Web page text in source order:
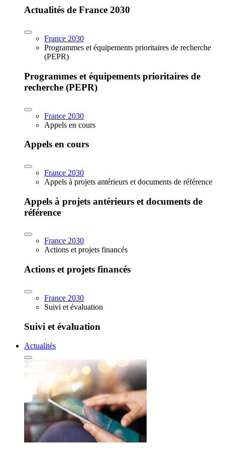
Actualités de France 2030
France 2030
Programmes et équipements prioritaires de recherche
(PEPR)
Programmes et équipements prioritaires de
recherche (PEPR)
France 2030
Appels en cours
Appels en cours
France 2030
Appels à projets antérieurs et documents de référence
Appels à projets antérieurs et documents de
référence
France 2030
Actions et projets financés
Actions et projets financés
France 2030
Suivi et évaluation
Suivi et évaluation
Actualités